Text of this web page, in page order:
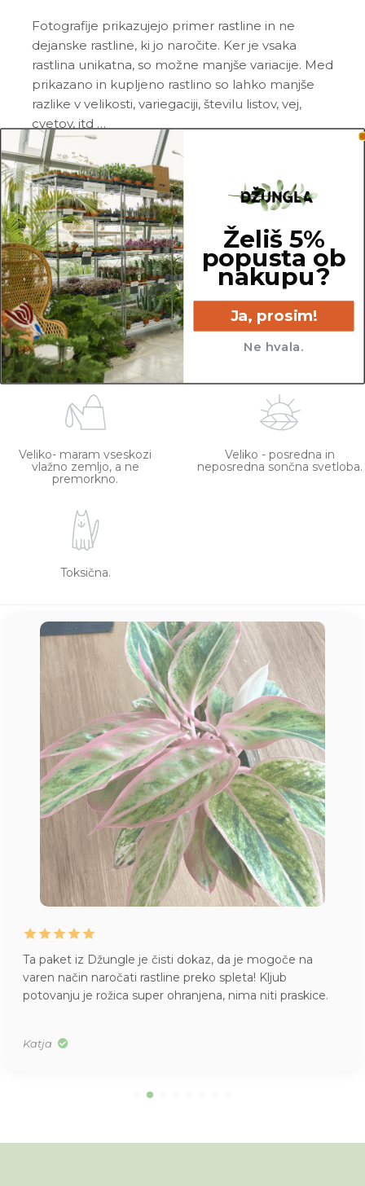
Fotografije prikazujejo primer rastline in ne
dejanske rastline, ki jo naročite. Ker je vsaka
rastlina unikatna, so možne manjše variacije. Med
prikazano in kupljeno rastlino so lahko manjše
razlike v velikosti, variegaciji, številu listov, vej,
cvetov, itd …
Pred pošiljanjem vse rastline skrbno
pregledamo in zagotovimo, da gredo na pot
zdrave in čim bolj podobne izdelku na fotografiji.
Vse rastline so primarno v plastičnih sadilnih
lončkih. Okrasni lonec ni vključen v ceno.
35 cm
Veliko- maram vseskozi
vlažno zemljo, a ne
premorkno.
Veliko - posredna in
neposredna sončna svetloba.
Toksična.
Ta paket iz Džungle je čisti dokaz, da je mogoče na
varen način naročati rastline preko spleta! Kljub
potovanju je rožica super ohranjena, nima niti praskice.
Katja
Želiš 5%
popusta ob
nakupu?
Ja, prosim!
Ne hvala.